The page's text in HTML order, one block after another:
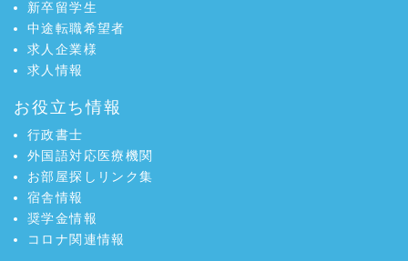
新卒留学生
中途転職希望者
求人企業様
求人情報
お役立ち情報
行政書士
外国語対応医療機関
お部屋探しリンク集
宿舎情報
奨学金情報
コロナ関連情報